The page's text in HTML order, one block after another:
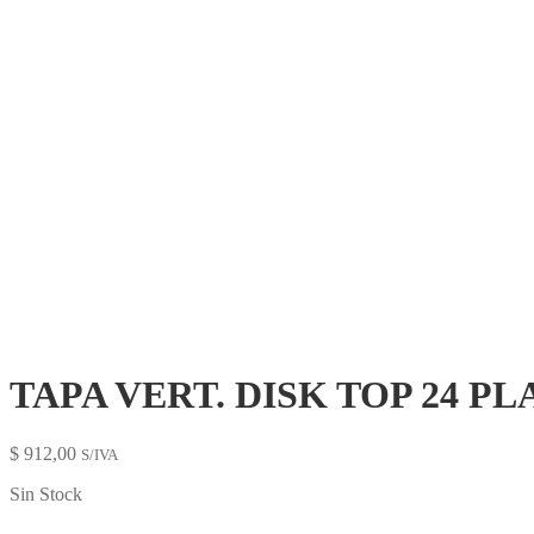
TAPA VERT. DISK TOP 24
$ 912,00 S/IVA
Sin Stock